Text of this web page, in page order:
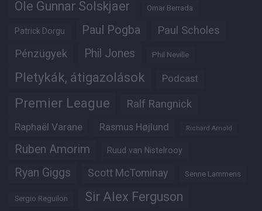
Ole Gunnar Solskjaer Omar Berrada
Patrick Dorgu Paul Pogba Paul Scholes
Pénzügyek Phil Jones Phil Neville
Pletykák, átigazolások Podcast
Premier League Ralf Rangnick
Raphaël Varane Rasmus Højlund Richard Arnold
Ruben Amorim Ruud van Nistelrooy
Ryan Giggs Scott McTominay Senne Lammens
Sergio Reguilon Sir Alex Ferguson